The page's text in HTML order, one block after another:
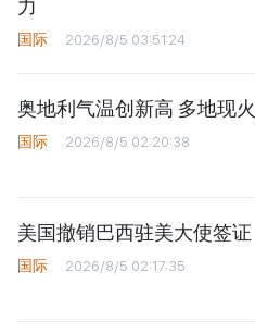
力
国际 2026/8/5 03:51:24
奥地利气温创新高 多地现
国际 2026/8/5 02:20:38
美国撤销巴西驻美大使签证
国际 2026/8/5 02:17:35